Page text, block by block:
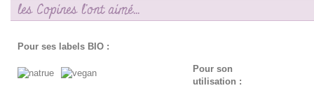
les Copines l'ont aimé...
Pour ses labels BIO :
Pour son
utilisation :